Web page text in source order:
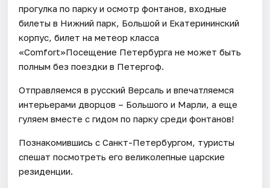
прогулка по парку и осмотр фонтанов, входные
билеты в Нижний парк, Большой и Екатерининский
корпус, билет на метеор класса
«Comfort»Посещение Петербурга не может быть
полным без поездки в Петергоф.
Отправляемся в русский Версаль и впечатляемся
интерьерами дворцов – Большого и Марли, а еще
гуляем вместе с гидом по парку среди фонтанов!
Познакомившись с Санкт-Петербургом, туристы
спешат посмотреть его великолепные царские
резиденции.